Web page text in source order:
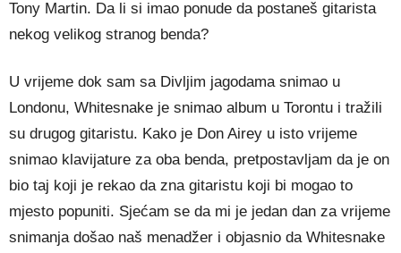
Tony Martin. Da li si imao ponude da postaneš gitarista
nekog velikog stranog benda?
U vrijeme dok sam sa Divljim jagodama snimao u
Londonu, Whitesnake je snimao album u Torontu i tražili
su drugog gitaristu. Kako je Don Airey u isto vrijeme
snimao klavijature za oba benda, pretpostavljam da je on
bio taj koji je rekao da zna gitaristu koji bi mogao to
mjesto popuniti. Sjećam se da mi je jedan dan za vrijeme
snimanja došao naš menadžer i objasnio da Whitesnake